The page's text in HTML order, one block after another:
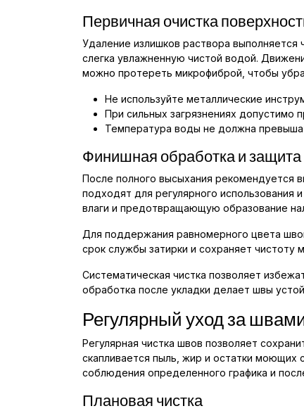
Первичная очистка
Удаление излишков раствора выполняется
слегка увлажненную чистой водой.
можно протереть микрофиброй, чтобы
Не используйте металлические
При сильных загрязнениях допустимо
Температура воды не должна
Финишная обработка и
После полного высыхания рекомендуется
подходят для регулярного
влаги и предотвращающую образование
Для поддержания равномерного цвета
срок службы затирки и сохраняет
Систематическая чистка позволяет
обработка после укладки делает швы
Регулярный уход за
Регулярная чистка швов позволяет
скапливается пыль, жир и остатки моющих
соблюдения определенного графика и
Плановая чистка